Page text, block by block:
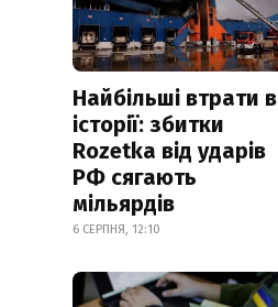
Найбільші втрати в
історії: збитки
Rozetka від ударів
РФ сягають
мільярдів
6 СЕРПНЯ, 12:10